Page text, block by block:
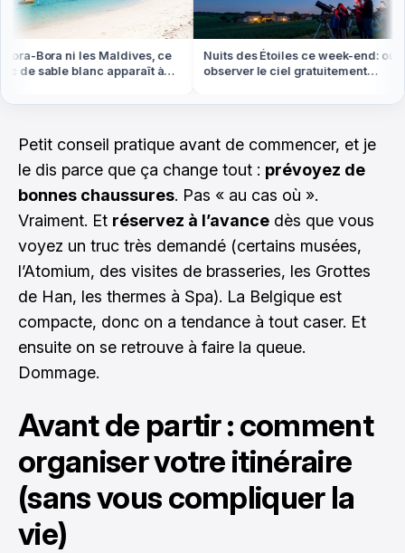
Bora ni les Maldives, ce
de sable blanc apparaît à
Nuits des Étoiles ce week-end: où
observer le ciel gratuitement
Petit conseil pratique avant de commencer, et je
le dis parce que ça change tout : prévoyez de
bonnes chaussures. Pas « au cas où ».
Vraiment. Et réservez à l’avance dès que vous
voyez un truc très demandé (certains musées,
l’Atomium, des visites de brasseries, les Grottes
de Han, les thermes à Spa). La Belgique est
compacte, donc on a tendance à tout caser. Et
ensuite on se retrouve à faire la queue.
Dommage.
Avant de partir : comment
organiser votre itinéraire
(sans vous compliquer la
vie)